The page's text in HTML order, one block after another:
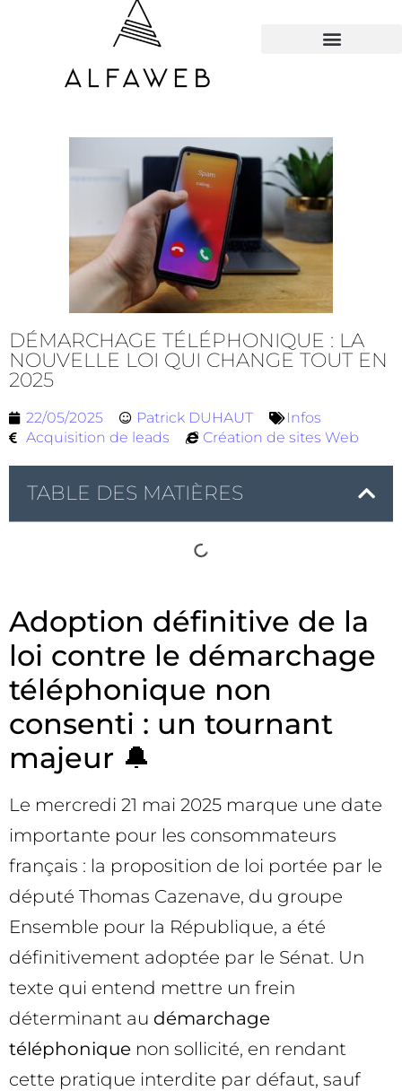
DÉMARCHAGE TÉLÉPHONIQUE : LA
NOUVELLE LOI QUI CHANGE TOUT EN
2025
22/05/2025 Patrick DUHAUT
Infos
Acquisition de leads
Création de sites Web
TABLE DES MATIÈRES
Adoption définitive de la
loi contre le démarchage
téléphonique non
consenti : un tournant
majeur 🔔
Le mercredi 21 mai 2025 marque une date
importante pour les consommateurs
français : la proposition de loi portée par le
député Thomas Cazenave, du groupe
Ensemble pour la République, a été
définitivement adoptée par le Sénat. Un
texte qui entend mettre un frein
déterminant au démarchage
téléphonique non sollicité, en rendant
cette pratique interdite par défaut, sauf